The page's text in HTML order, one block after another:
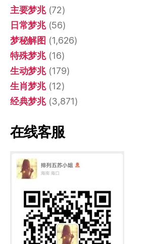
主要梦兆(72)
日常梦兆(56)
梦秘解图 (1,626)
特殊梦兆(16)
生动梦兆(179)
生肖梦兆(12)
经典梦兆(3,871)
在线客服